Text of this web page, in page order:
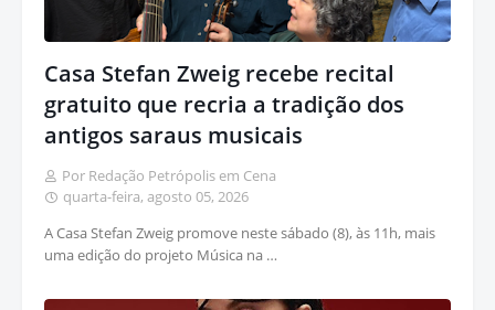
Casa Stefan Zweig recebe recital
gratuito que recria a tradição dos
antigos saraus musicais
Por Redação Petrópolis em Cena
quarta-feira, agosto 05, 2026
A Casa Stefan Zweig promove neste sábado (8), às 11h, mais
uma edição do projeto Música na …